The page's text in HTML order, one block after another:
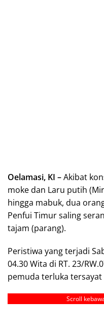
Oelamasi, KI –Akibat
moke dan Laru putih
hingga mabuk, dua
Penfui Timur saling
tajam (parang).
Peristiwa yang terjadi
04.30 Wita di RT. 23/
pemuda terluka tersayat
Scroll